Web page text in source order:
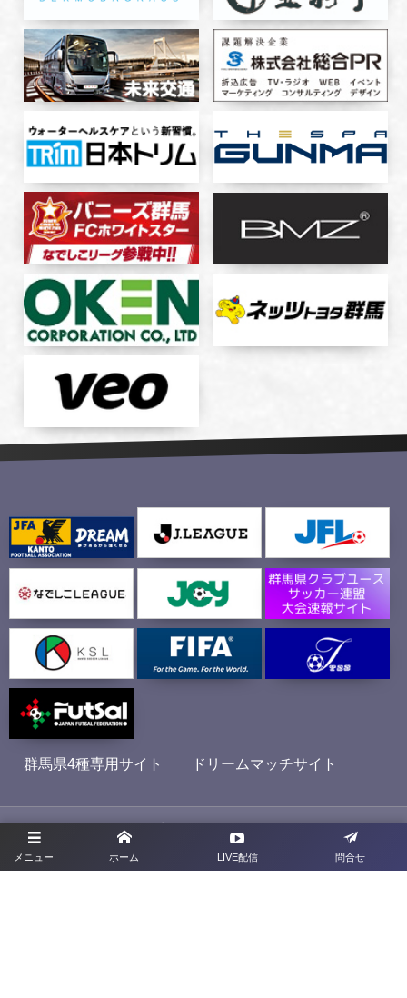
メニュー ホーム LIVE配信 問合せ
群馬県4種専用サイト ドリームマッチサイト
プライバシーポリシー
利用規約